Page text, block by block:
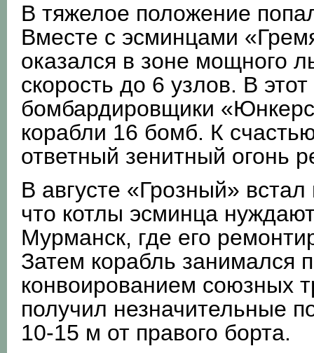
В тяжелое положение
Вместе с эсминцами
оказался в зоне мощного
скорость до 6 узлов. В
бомбардировщики
корабли 16 бомб. К
ответный зенитный огонь
В августе «Грозный»
что котлы эсминца
Мурманск, где его
Затем корабль занимался
конвоированием союзных
получил незначительные
10-15 м от правого борта.